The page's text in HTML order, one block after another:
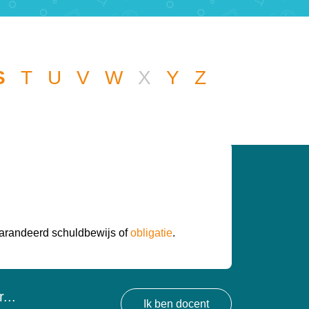
T U V W X Y Z
schuldbewijs ofobligatie.
Ik ben docent
andere vraag